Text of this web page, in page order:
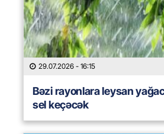
29.07.2026 - 16:15
Bəzi rayonlara leysan
sel keçəcək